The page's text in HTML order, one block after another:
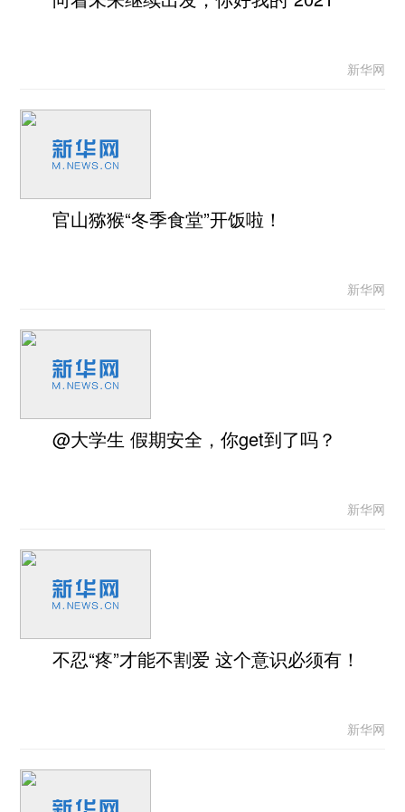
新华网
官山猕猴“冬季食堂”开饭啦！
新华网
@大学生 假期安全，你get到了吗？
新华网
不忍“疼”才能不割爱 这个意识必须有！
新华网